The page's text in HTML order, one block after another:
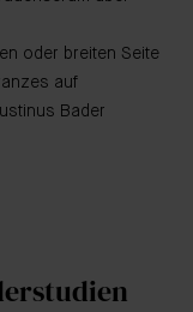
oder breiten Seite
auf
Bader